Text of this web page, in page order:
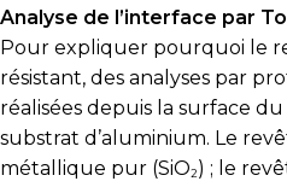
Analyse de l’interface par
Pour expliquer pourquoi le
résistant, des analyses par
réalisées depuis la surface
substrat d’aluminium. Le
métallique pur (SiO2) ; le